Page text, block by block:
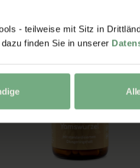
- teilweise mit Sitz in
finden Sie in unserer